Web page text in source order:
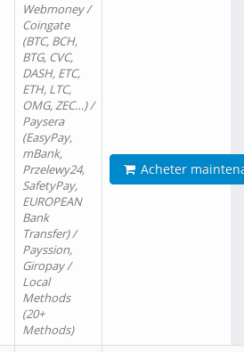
Webmoney /
Coingate
(BTC, BCH,
BTG, CVC,
DASH, ETC,
ETH, LTC,
OMG, ZEC…) /
Paysera
(EasyPay,
mBank,
Przelewy24,
SafetyPay,
EUROPEAN
Bank
Transfer) /
Payssion,
Giropay /
Local
Methods
(20+
Methods)
Acheter